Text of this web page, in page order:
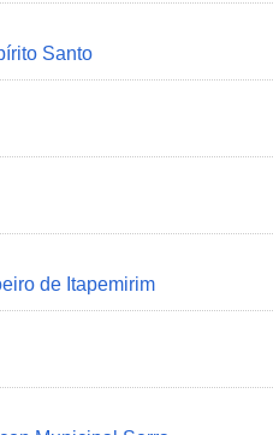
Santo
de Itapemirim